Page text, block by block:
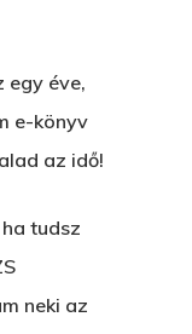
egy éve,
e-könyv
az idő!
tudsz
neki az